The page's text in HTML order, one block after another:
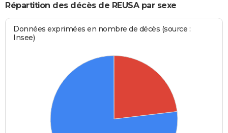
Répartition des décès de REUSA par sexe
Données exprimées en nombre de décès (source :
Insee)